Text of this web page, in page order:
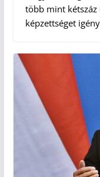
több mint kétszáz
képzettséget